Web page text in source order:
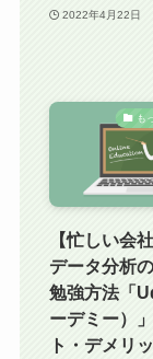
2022年4月22日
も
【忙しい会
データ分析
勉強方法「
ーデミー）
ト・デメリ